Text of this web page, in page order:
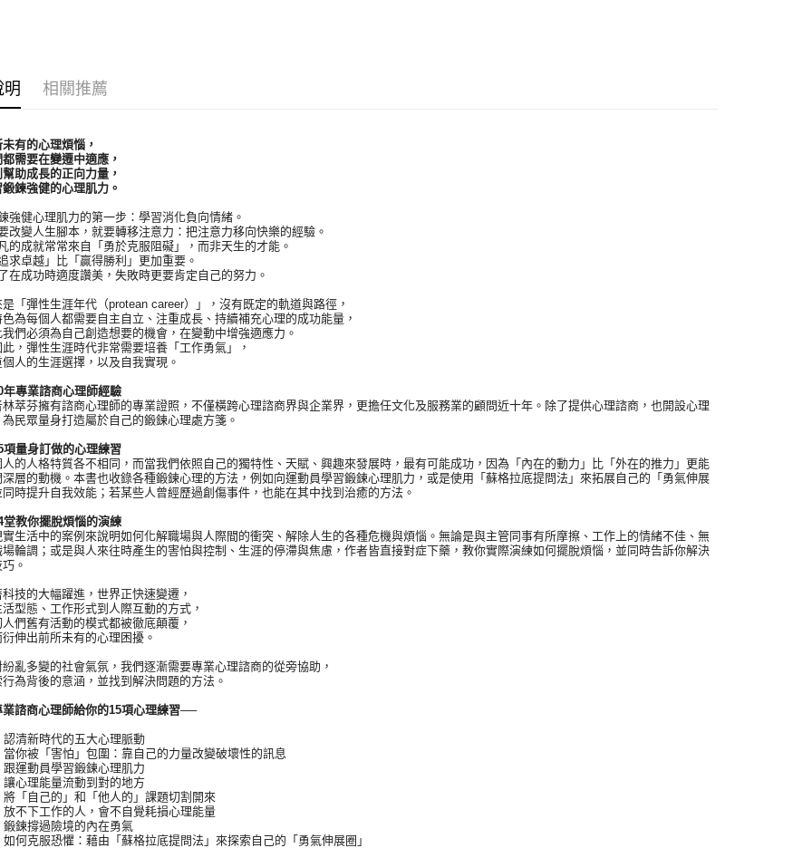
明 相關推薦
有的心理煩惱，
要在變遷中適應，
成長的正向力量，
強健的心理肌力。
健心理肌力的第一步：學習消化負向情緒。
變人生腳本，就要轉移注意力：把注意力移向快樂的經驗。
成就常常來自「勇於克服阻礙」，而非天生的才能。
卓越」比「贏得勝利」更加重要。
成功時適度讚美，失敗時更要肯定自己的努力。
彈性生涯年代（protean career）」，沒有既定的軌道與路徑，
每個人都需要自主自立、注重成長、持續補充心理的成功能量，
必須為自己創造想要的機會，在變動中增強適應力。
彈性生涯時代非常需要培養「工作勇氣」，
的生涯選擇，以及自我實現。
業諮商心理師經驗
芬擁有諮商心理師的專業證照，不僅橫跨心理諮商界與企業界，更擔任文化及服務業的顧問近十年。除了提供心理諮商，也開設心理
民眾量身打造屬於自己的鍛鍊心理處方箋。
身訂做的心理練習
人格特質各不相同，而當我們依照自己的獨特性、天賦、興趣來發展時，最有可能成功，因為「內在的動力」比「外在的推力」更能
深層的動機。本書也收錄各種鍛鍊心理的方法，例如向運動員學習鍛鍊心理肌力，或是使用「蘇格拉底提問法」來拓展自己的「勇氣伸展
同時提升自我效能；若某些人曾經歷過創傷事件，也能在其中找到治癒的方法。
你擺脫煩惱的演練
活中的案例來說明如何化解職場與人際間的衝突、解除人生的各種危機與煩惱。無論是與主管同事有所摩擦、工作上的情緒不佳、無
輪調；或是與人來往時產生的害怕與控制、生涯的停滯與焦慮，作者皆直接對症下藥，教你實際演練如何擺脫煩惱，並同時告訴你解決
。
的大幅躍進，世界正快速變遷，
態、工作形式到人際互動的方式，
舊有活動的模式都被徹底顛覆，
出前所未有的心理困擾。
多變的社會氣氛，我們逐漸需要專業心理諮商的從旁協助，
背後的意涵，並找到解決問題的方法。
商心理師給你的15項心理練習──
新時代的五大心理脈動
「害怕」包圍：靠自己的力量改變破壞性的訊息
動員學習鍛鍊心理肌力
理能量流動到對的地方
自己的」和「他人的」課題切割開來
下工作的人，會不自覺耗損心理能量
撐過險境的內在勇氣
服恐懼：藉由「蘇格拉底提問法」來探索自己的「勇氣伸展圈」